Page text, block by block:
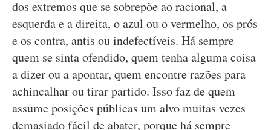
dos extremos que se sobrepõe ao racional, a
esquerda e a direita, o azul ou o vermelho, os prós
e os contra, antis ou indefectíveis. Há sempre
quem se sinta ofendido, quem tenha alguma coisa
a dizer ou a apontar, quem encontre razões para
achincalhar ou tirar partido. Isso faz de quem
assume posições públicas um alvo muitas vezes
demasiado fácil de abater, porque há sempre